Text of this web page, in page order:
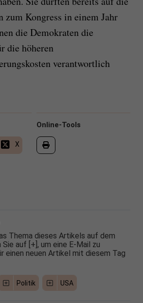
zum Kongress in einem Jahr
die Demokraten die
die höheren
verantwortlich
Online-Tools
X
Thema dieses Artikels auf dem
auf [+], um eine E-Mail zu
einen neuen Artikel mit diesem Tag
Politik USA